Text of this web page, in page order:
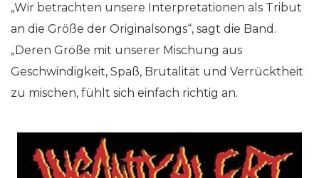
„Wir betrachten unsere Interpretationen als Tribut
an die Größe der Originalsongs“, sagt die Band.
„Deren Größe mit unserer Mischung aus
Geschwindigkeit, Spaß, Brutalität und Verrücktheit
zu mischen, fühlt sich einfach richtig an.